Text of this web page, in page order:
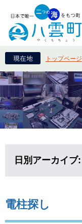
トップページ
日別アーカイブ:
電柱探し